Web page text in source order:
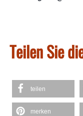
Teilen Sie
teilen
merken